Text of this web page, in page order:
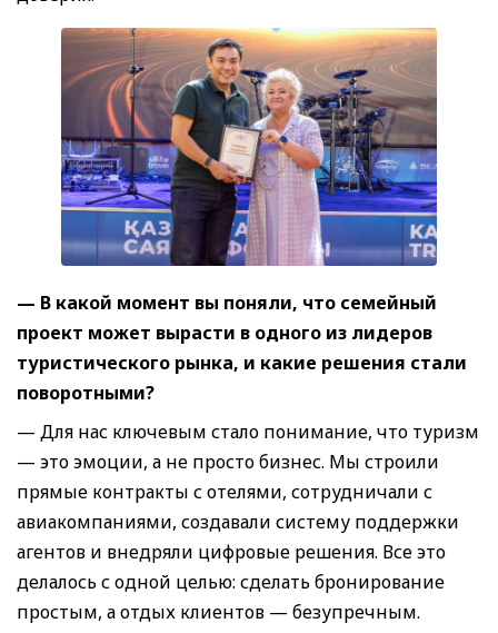
— В какой момент вы поняли, что семейный
проект может вырасти в одного из лидеров
туристического рынка, и какие решения стали
поворотными?
— Для нас ключевым стало понимание, что туризм
— это эмоции, а не просто бизнес. Мы строили
прямые контракты с отелями, сотрудничали с
авиакомпаниями, создавали систему поддержки
агентов и внедряли цифровые решения. Все это
делалось с одной целью: сделать бронирование
простым, а отдых клиентов — безупречным.